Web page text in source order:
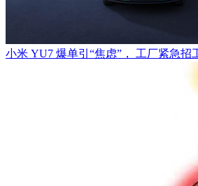
小米 YU7 爆单引“焦虑”， 工厂紧急招